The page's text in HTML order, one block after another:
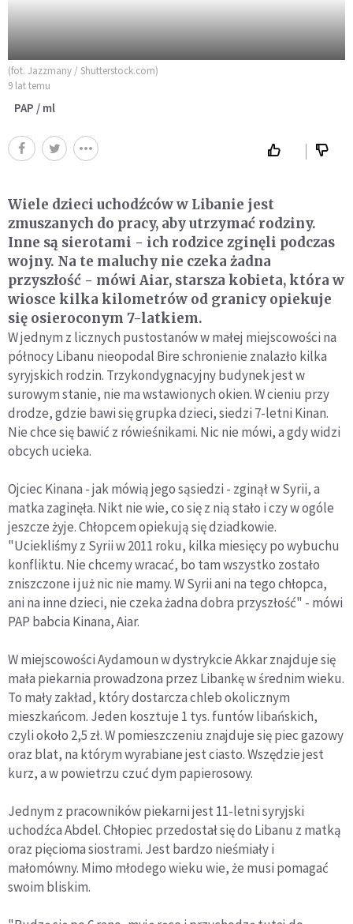
(fot. Jazzmany / Shutterstock.com)
9 lat temu
PAP / ml
Wiele dzieci uchodźców w Libanie jest
zmuszanych do pracy, aby utrzymać rodziny.
Inne są sierotami - ich rodzice zginęli podczas
wojny. Na te maluchy nie czeka żadna
przyszłość - mówi Aiar, starsza kobieta, która w
wiosce kilka kilometrów od granicy opiekuje
się osieroconym 7-latkiem.
W jednym z licznych pustostanów w małej miejscowości na
północy Libanu nieopodal Bire schronienie znalazło kilka
syryjskich rodzin. Trzykondygnacyjny budynek jest w
surowym stanie, nie ma wstawionych okien. W cieniu przy
drodze, gdzie bawi się grupka dzieci, siedzi 7-letni Kinan.
Nie chce się bawić z rówieśnikami. Nic nie mówi, a gdy widzi
obcych ucieka.
Ojciec Kinana - jak mówią jego sąsiedzi - zginął w Syrii, a
matka zaginęła. Nikt nie wie, co się z nią stało i czy w ogóle
jeszcze żyje. Chłopcem opiekują się dziadkowie.
"Uciekliśmy z Syrii w 2011 roku, kilka miesięcy po wybuchu
konfliktu. Nie chcemy wracać, bo tam wszystko zostało
zniszczone i już nic nie mamy. W Syrii ani na tego chłopca,
ani na inne dzieci, nie czeka żadna dobra przyszłość" - mówi
PAP babcia Kinana, Aiar.
W miejscowości Aydamoun w dystrykcie Akkar znajduje się
mała piekarnia prowadzona przez Libankę w średnim wieku.
To mały zakład, który dostarcza chleb okolicznym
mieszkańcom. Jeden kosztuje 1 tys. funtów libańskich,
czyli około 2,5 zł. W pomieszczeniu znajduje się piec gazowy
oraz blat, na którym wyrabiane jest ciasto. Wszędzie jest
kurz, a w powietrzu czuć dym papierosowy.
Jednym z pracowników piekarni jest 11-letni syryjski
uchodźca Abdel. Chłopiec przedostał się do Libanu z matką
oraz pięcioma siostrami. Jest bardzo nieśmiały i
małomówny. Mimo młodego wieku wie, że musi pomagać
swoim bliskim.